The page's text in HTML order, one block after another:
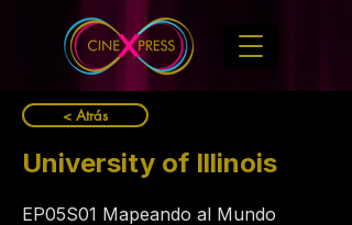
< Atrás
University of Illinois
EP05S01 Mapeando al Mundo